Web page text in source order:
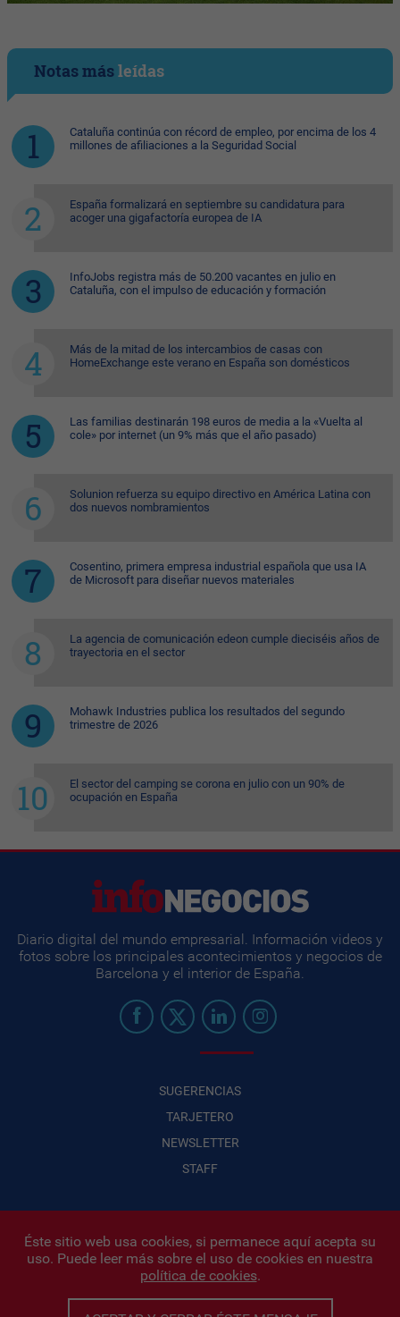
Notas másleídas
Cataluña continúa con récord de empleo, por encima de los 4
millones de afiliaciones a la Seguridad Social
España formalizará en septiembre su candidatura para
acoger una gigafactoría europea de IA
InfoJobs registra más de 50.200 vacantes en julio en
Cataluña, con el impulso de educación y formación
Más de la mitad de los intercambios de casas con
HomeExchange este verano en España son domésticos
Las familias destinarán 198 euros de media a la «Vuelta al
cole» por internet (un 9% más que el año pasado)
Solunion refuerza su equipo directivo en América Latina con
dos nuevos nombramientos
Cosentino, primera empresa industrial española que usa IA
de Microsoft para diseñar nuevos materiales
La agencia de comunicación edeon cumple dieciséis años de
trayectoria en el sector
Mohawk Industries publica los resultados del segundo
trimestre de 2026
El sector del camping se corona en julio con un 90% de
ocupación en España
Diario digital del mundo empresarial. Información videos y
fotos sobre los principales acontecimientos y negocios de
Barcelona y el interior de España.
SUGERENCIAS
TARJETERO
NEWSLETTER
STAFF
Infonegocios 2026| INFONEGOCIOS S.A. · CUIT: 30710438486 |
Políticas de Privacidad|Protección de datos personales
Iñigo Biain
Éste sitio web usa cookies, si permanece aquí acepta su
uso. Puede leer más sobre el uso de cookies en nuestra
política de cookies.